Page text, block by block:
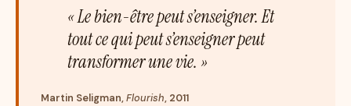
« Le bien-être peut s’enseigner. Et
tout ce qui peut s’enseigner peut
transformer une vie. »
Martin Seligman,Flourish, 2011